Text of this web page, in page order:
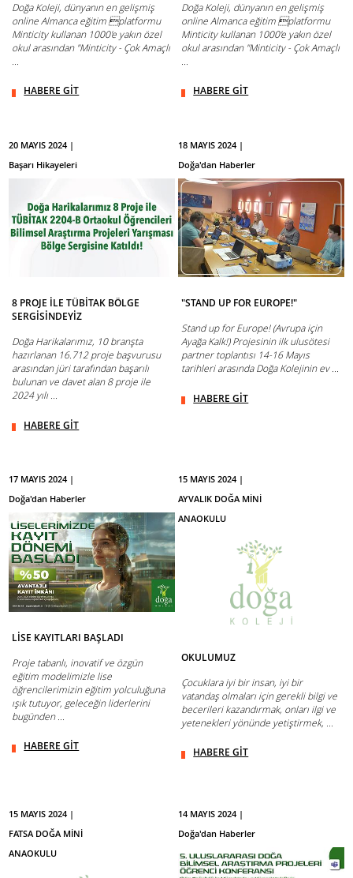
Doğa Koleji, dünyanın en gelişmiş
online Almanca eğitim platformu
Minticity kullanan 1000'e yakın özel
okul arasından "Minticity - Çok Amaçlı
...
HABERE GİT
Doğa Koleji, dünyanın en gelişmiş
online Almanca eğitim platformu
Minticity kullanan 1000'e yakın özel
okul arasından "Minticity - Çok Amaçlı
...
HABERE GİT
20 MAYIS 2024 |
Başarı Hikayeleri
8 PROJE İLE TÜBİTAK BÖLGE
SERGİSİNDEYİZ
Doğa Harikalarımız, 10 branşta
hazırlanan 16.712 proje başvurusu
arasından jüri tarafından başarılı
bulunan ve davet alan 8 proje ile
2024 yılı ...
HABERE GİT
18 MAYIS 2024 |
Doğa'dan Haberler
"STAND UP FOR EUROPE!"
Stand up for Europe! (Avrupa için
Ayağa Kalk!) Projesinin ilk ulusötesi
partner toplantısı 14-16 Mayıs
tarihleri arasında Doğa Kolejinin ev ...
HABERE GİT
17 MAYIS 2024 |
Doğa'dan Haberler
LİSE KAYITLARI BAŞLADI
Proje tabanlı, inovatif ve özgün
eğitim modelimizle lise
öğrencilerimizin eğitim yolculuğuna
ışık tutuyor, geleceğin liderlerini
bugünden ...
HABERE GİT
15 MAYIS 2024 |
AYVALIK DOĞA MİNİ
ANAOKULU
OKULUMUZ
Çocuklara iyi bir insan, iyi bir
vatandaş olmaları için gerekli bilgi ve
becerileri kazandırmak, onları ilgi ve
yetenekleri yönünde yetiştirmek, ...
HABERE GİT
15 MAYIS 2024 |
FATSA DOĞA MİNİ
ANAOKULU
14 MAYIS 2024 |
Doğa'dan Haberler